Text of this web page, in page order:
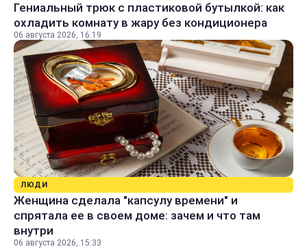
Гениальный трюк с пластиковой бутылкой: как
охладить комнату в жару без кондиционера
06 августа 2026, 16:19
ЛЮДИ
Женщина сделала "капсулу времени" и
спрятала ее в своем доме: зачем и что там
внутри
06 августа 2026, 15:33